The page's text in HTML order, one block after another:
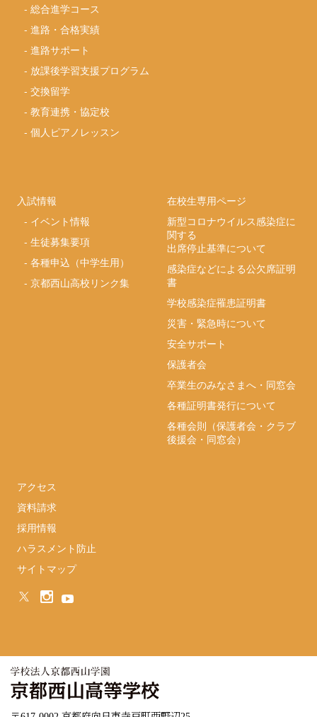
-総合進学コース
-進路・合格実績
-進路サポート
- 放課後学習支援プログラム
-交換留学
-教育連携・協定校
-個人ピアノレッスン
入試情報
- イベント情報
-生徒募集要項
-各種申込（中学生用）
-京都西山高校リンク集
在校生専用ページ
新型コロナウイルス感染症に
関する
出席停止基準について
感染症などによる公欠席証明
書
学校感染症罹患証明書
災害・緊急時について
安全サポート
保護者会
卒業生のみなさまへ・同窓会
各種証明書発行について
各種会則（保護者会・クラブ
後援会・同窓会）
アクセス
資料請求
採用情報
ハラスメント防止
サイトマップ